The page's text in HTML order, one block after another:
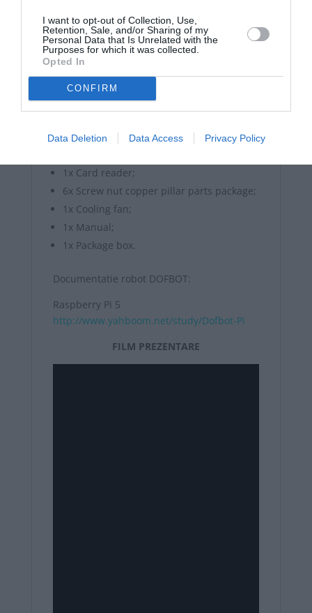
I want to opt-out of Collection, Use,
Retention, Sale, and/or Sharing of my
Personal Data that Is Unrelated with the
Purposes for which it was collected.
Opted In
CONFIRM
Data Deletion Data Access Privacy Policy
12x Black tie;
6x Suction cup;
1x Screwdriver;
1x OLED display;
1x 30W USB camera;
1x Wireless network card;
1x Card reader;
6x Screw nut copper pillar parts package;
1x Cooling fan;
1x Manual;
1x Package box.
Documentatie robot DOFBOT:
Raspberry Pi 5
http://www.yahboom.net/study/Dofbot-Pi
FILM PREZENTARE